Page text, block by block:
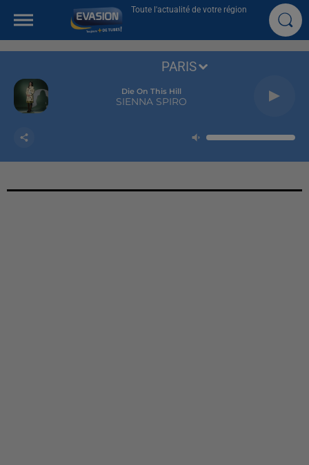
Toute l'actualité de votre région
Die On This Hill
SIENNA SPIRO
PARIS